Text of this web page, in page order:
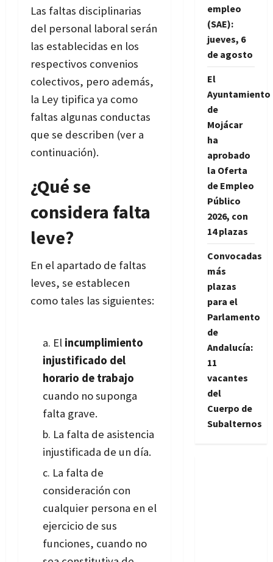
Las faltas disciplinarias
del personal laboral serán
las establecidas en los
respectivos convenios
colectivos, pero además,
la Ley tipifica ya como
faltas algunas conductas
que se describen (ver a
continuación).
¿Qué se
considera falta
leve?
En el apartado de faltas
leves, se establecen
como tales las siguientes:
El incumplimiento
injustificado del
horario de trabajo
cuando no suponga
falta grave.
La falta de asistencia
injustificada de un día.
La falta de
consideración con
cualquier persona en el
ejercicio de sus
funciones, cuando no
empleo
(SAE):
jueves, 6
de agosto
El
Ayuntamiento
de
Mojácar
ha
aprobado
la Oferta
de Empleo
Público
2026, con
14 plazas
Convocadas
más
plazas
para el
Parlamento
de
Andalucía:
11
vacantes
del
Cuerpo de
Subalternos